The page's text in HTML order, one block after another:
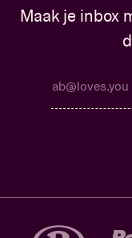
Maak je inbox